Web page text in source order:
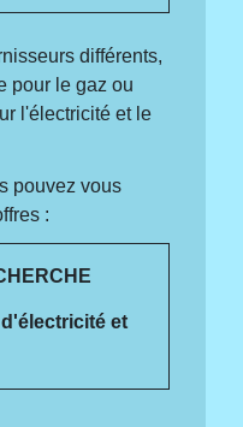
différents,
pour le gaz ou
l'électricité et le
pouvez vous
:
et